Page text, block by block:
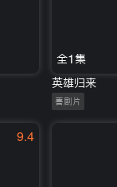
全1集
英雄归来
喜剧片
9.4